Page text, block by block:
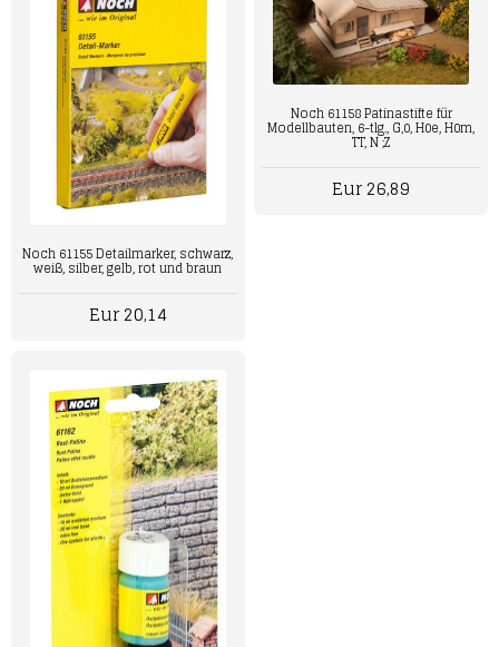
Noch 61155 Detailmarker, schwarz,
weiß, silber, gelb, rot und braun
Eur 20,14
Noch 61158 Patinastifte für
Modellbauten, 6-tlg., G,0, H0e, H0m,
TT, N ;Z
Eur 26,89